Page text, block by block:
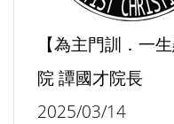
【為主門訓．一
院 譚國才院長
2025/03/14